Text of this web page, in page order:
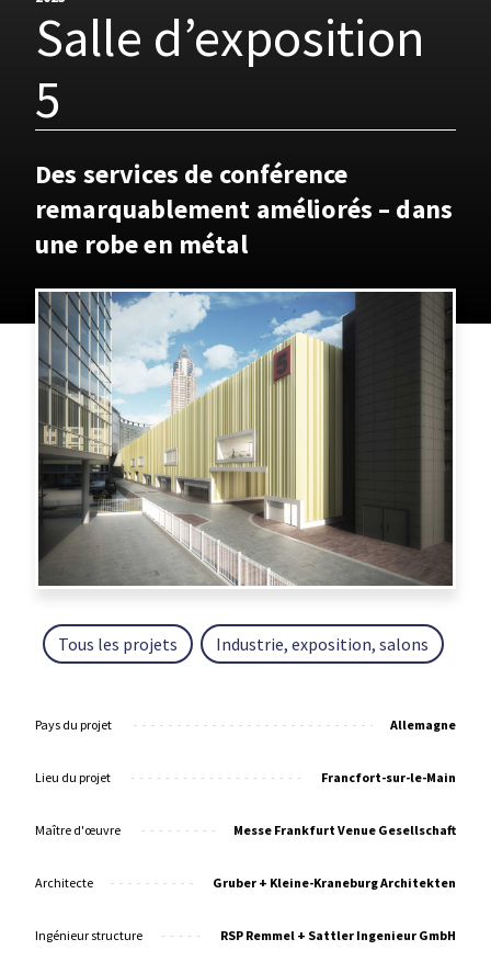
Salle d’exposition
5
Des services de conférence
remarquablement améliorés – dans
une robe en métal
Tous les projets Industrie, exposition, salons
Pays du projet Allemagne
Lieu du projet Francfort-sur-le-Main
Maître d'œuvre Messe Frankfurt Venue Gesellschaft
Architecte Gruber + Kleine-Kraneburg Architekten
Ingénieur structure RSP Remmel + Sattler Ingenieur GmbH